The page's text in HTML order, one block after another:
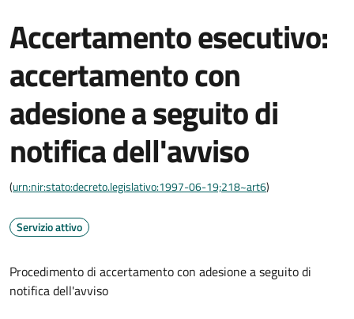
Accertamento esecutivo:
accertamento con
adesione a seguito di
notifica dell'avviso
(urn:nir:stato:decreto.legislativo:1997-06-19;218~art6)
Servizio attivo
Procedimento di accertamento con adesione a seguito di
notifica dell'avviso